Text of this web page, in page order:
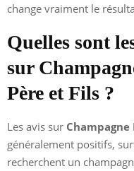
change vraiment le
Quelles sont
sur
Père et Fils ?
Les avis sur
généralement positifs,
recherchent un